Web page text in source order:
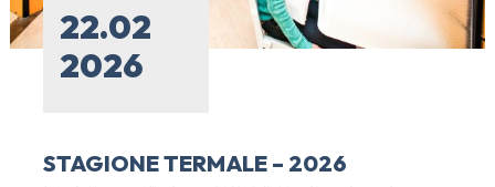
22.02
2026
STAGIONE TERMALE – 2026